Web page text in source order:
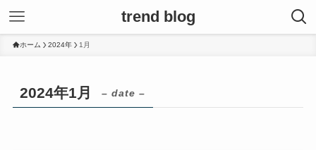
trend blog
ホーム 2024年 1月
2024年1月 – date –